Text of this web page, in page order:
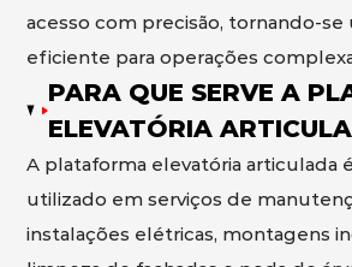
acesso com precisão, tornando-se
eficiente para operações
PARA QUE SERVE A
ELEVATÓRIA
A plataforma elevatória articulada
utilizado em serviços de
instalações elétricas, montagens